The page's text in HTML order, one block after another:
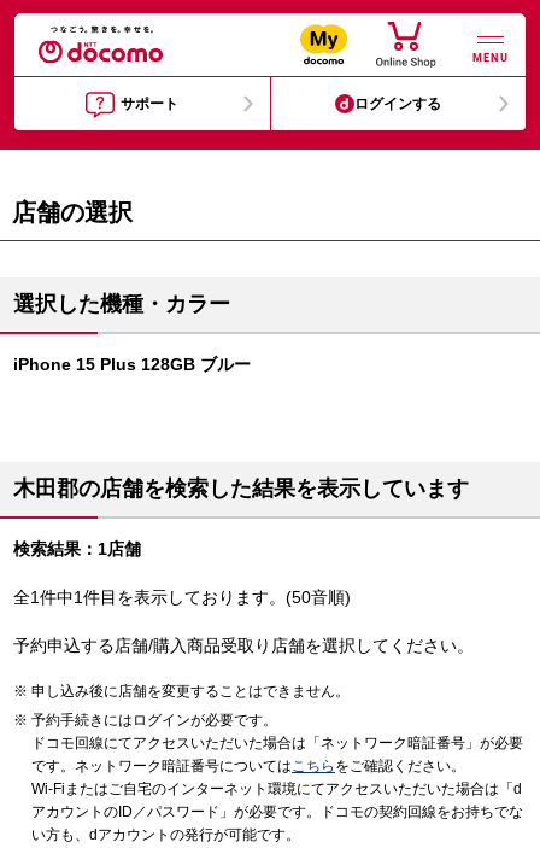
MENU
サポート ログインする
店舗の選択
選択した機種・カラー
iPhone 15 Plus 128GB ブルー
木田郡の店舗を検索した結果を表示しています
検索結果：1店舗
全1件中1件目を表示しております。(50音順)
予約申込する店舗/購入商品受取り店舗を選択してください。
申し込み後に店舗を変更することはできません。
予約手続きにはログインが必要です。
ドコモ回線にてアクセスいただいた場合は「ネットワーク暗証番号」が必要
です。ネットワーク暗証番号についてはこちら をご確認ください。
Wi-Fiまたはご自宅のインターネット環境にてアクセスいただいた場合は「d
アカウントのID／パスワード」が必要です。ドコモの契約回線をお持ちでな
い方も、dアカウントの発行が可能です。